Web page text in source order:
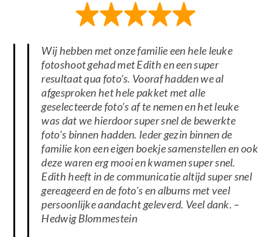
Wij hebben met onze familie een hele leuke
fotoshoot gehad met Edith en een super
resultaat qua foto’s. Vooraf hadden we al
afgesproken het hele pakket met alle
geselecteerde foto’s af te nemen en het leuke
was dat we hierdoor super snel de bewerkte
foto’s binnen hadden. Ieder gezin binnen de
familie kon een eigen boekje samenstellen en ook
deze waren erg mooi en kwamen super snel.
Edith heeft in de communicatie altijd super snel
gereageerd en de foto’s en albums met veel
persoonlijke aandacht geleverd. Veel dank. –
Hedwig Blommestein